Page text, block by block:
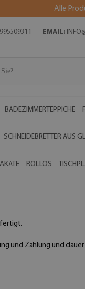
Alle
EMAIL:
BADEZIMMERTEPPICHE
SCHNEIDEBRETTER AUS
ROLLOS
und Zahlung und